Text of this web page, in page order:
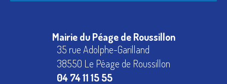
Mairie du Péage de Roussillon
35 rue Adolphe-Garilland
38550 Le Péage de Roussillon
04 74 11 15 55